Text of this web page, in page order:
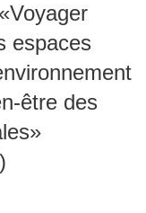
espaces
être des